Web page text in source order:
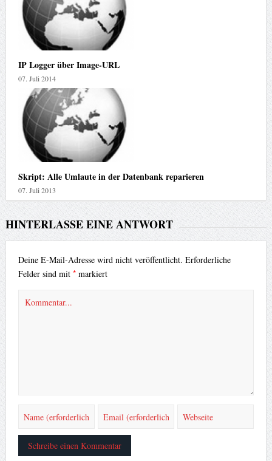
IP Logger über Image-URL
07. Juli 2014
Skript: Alle Umlaute in der Datenbank reparieren
07. Juli 2013
HINTERLASSE EINE ANTWORT
Deine E-Mail-Adresse wird nicht veröffentlicht. Erforderliche
Felder sind mit *markiert